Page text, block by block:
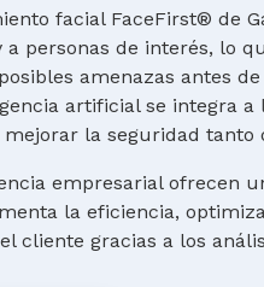
facial FaceFirst® de
personas de interés, lo
amenazas antes
artificial se integra
la seguridad tanto
empresarial ofrecen
la eficiencia,
cliente gracias a los